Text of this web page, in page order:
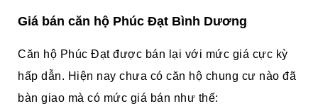
Giá bán căn hộ Phúc Đạt Bình Dương
Căn hộ Phúc Đạt được bán lại với mức giá cực kỳ
hấp dẫn. Hiện nay chưa có căn hộ chung cư nào đã
bàn giao mà có mức giá bán như thế: